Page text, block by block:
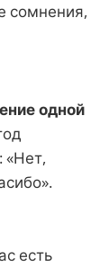
сомнения,
одной
«Нет,
есть